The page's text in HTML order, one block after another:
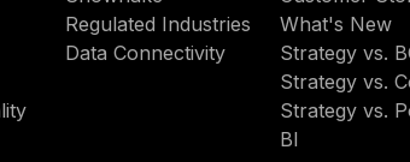
Regulated Industries
Data Connectivity
What's New
Strategy vs.
Strategy vs.
Strategy vs.
BI